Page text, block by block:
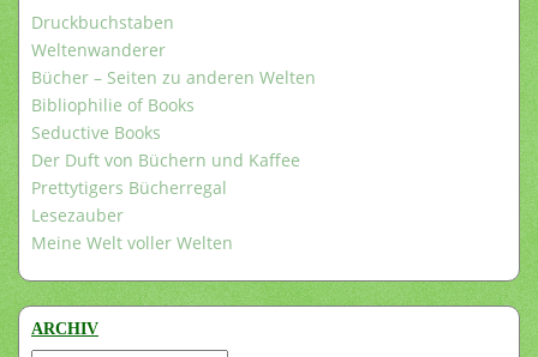
Druckbuchstaben
Weltenwanderer
Bücher – Seiten zu anderen Welten
Bibliophilie of Books
Seductive Books
Der Duft von Büchern und Kaffee
Prettytigers Bücherregal
Lesezauber
Meine Welt voller Welten
ARCHIV